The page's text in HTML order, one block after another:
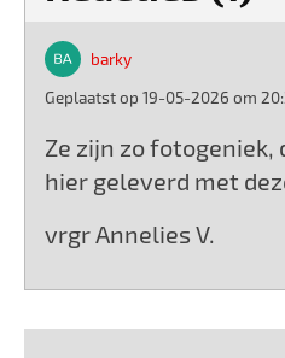
barky
Geplaatst op 19-05-2026 om
Ze zijn zo
hier geleverd met
vrgr Annelies V.